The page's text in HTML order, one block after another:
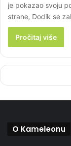
je pokazao svoju
strane, Dodik se
Pročitaj više
O Kameleonu